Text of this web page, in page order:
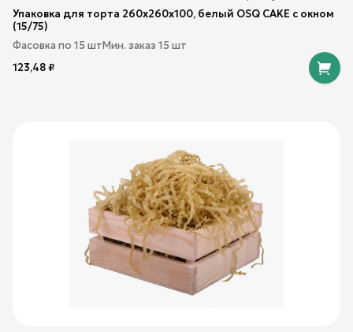
Упаковка для торта 260x260x100, белый OSQ CAKE с окном
(15/75)
Фасовка по 15 штМин. заказ 15 шт
123,48₽